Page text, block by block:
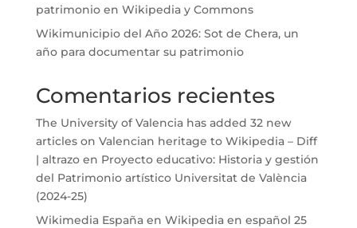
patrimonio en Wikipedia y Commons
Wikimunicipio del Año 2026: Sot de Chera, un
año para documentar su patrimonio
Comentarios recientes
The University of Valencia has added 32 new
articles on Valencian heritage to Wikipedia – Diff
| altrazoen Proyecto educativo: Historia y gestión
del Patrimonio artístico Universitat de València
(2024-25)
Wikimedia Españaen Wikipedia en español 25